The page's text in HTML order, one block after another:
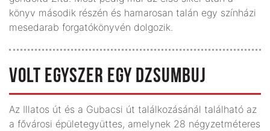
könyv második részén és hamarosan talán egy színházi
mesedarab forgatókönyvén dolgozik.
VOLT EGYSZER EGY DZSUMBUJ
Az Illatos út és a Gubacsi út találkozásánál található az
a fővárosi épületegyüttes, amelynek 28 négyzetméteres